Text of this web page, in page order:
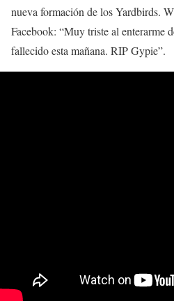
nueva formación de los Yardbirds.
Facebook: “Muy triste al enterarme
fallecido esta mañana. RIP Gypie”.